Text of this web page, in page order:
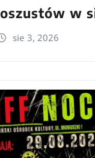
w
sie 3, 2026